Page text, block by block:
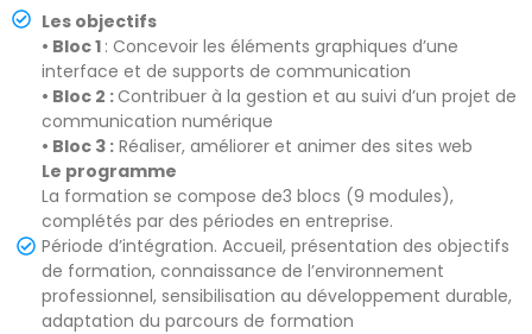
Les objectifs
• Bloc 1 : Concevoir les éléments graphiques d’une
interface et de supports de communication
• Bloc 2 :Contribuer à la gestion et au suivi d’un projet de
communication numérique
• Bloc 3 : Réaliser, améliorer et animer des sites web
Le programme
La formation se compose de3 blocs (9 modules),
complétés par des périodes en entreprise.
Période d’intégration. Accueil, présentation des objectifs
de formation, connaissance de l’environnement
professionnel, sensibilisation au développement durable,
adaptation du parcours de formation